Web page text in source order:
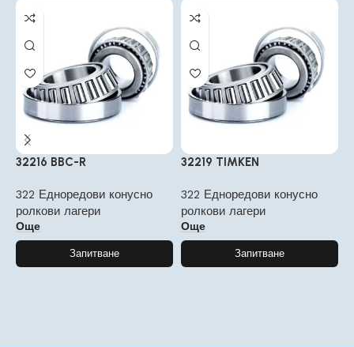
32216 BBC-R
322 Едноредови конусно
ролкови лагери
Още
Запитване
32219 TIMKEN
322 Едноредови конусно
ролкови лагери
Още
Запитване